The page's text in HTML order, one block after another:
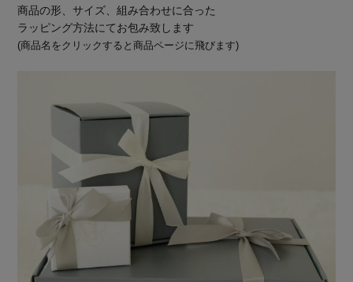
商品の形、サイズ、組み合わせに合った
ラッピング方法にてお包み致します
(商品名をクリックすると商品ページに飛びます)